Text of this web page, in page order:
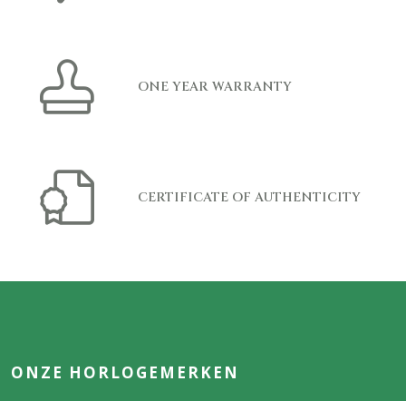
ONE YEAR WARRANTY
CERTIFICATE OF AUTHENTICITY
ONZE HORLOGEMERKEN